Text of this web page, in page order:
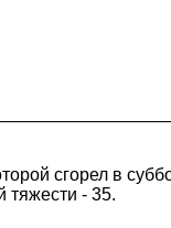
сгорел в
тяжести - 35.